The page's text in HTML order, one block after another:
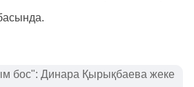
бос": Динара Қырықбаева жеке